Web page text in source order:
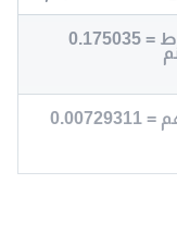
1 قيراط = 0.175035
1 سهم = 0.00729311